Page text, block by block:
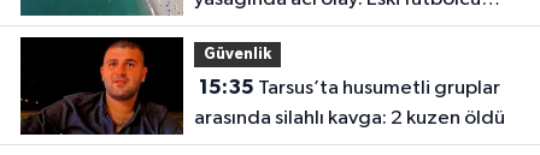
Hakan Ergin hayatını kaybetti
Güvenlik
15:35
arasında silahlı kavga: 2 kuzen öldü